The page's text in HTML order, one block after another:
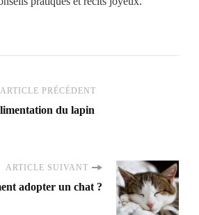
ARTICLE PRÉCÉDENT
du lapin
ARTICLE SUIVANT
adopter un chat ?